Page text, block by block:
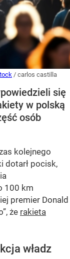
/ carlos castilla
się
w polską
osób
kolejnego
dotarł pocisk,
100 km
premier Donald
, że rakieta
władz